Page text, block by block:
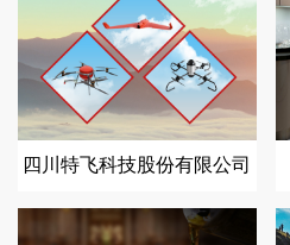
四川特飞科技股份有限公司